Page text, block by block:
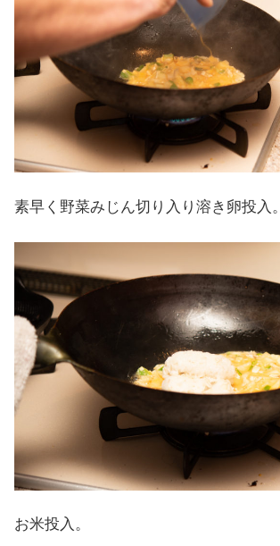
素早く野菜みじん切り入り溶き卵投入。
お米投入。